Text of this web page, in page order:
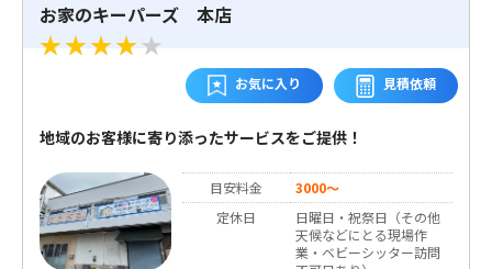
お家のキーパーズ 本店
お気に入り 見積依頼
地域のお客様に寄り添ったサービスをご提供！
目安料金
3000～
定休日
日曜日・祝祭日（その他
天候などにとる現場作
業・ベビーシッター訪問